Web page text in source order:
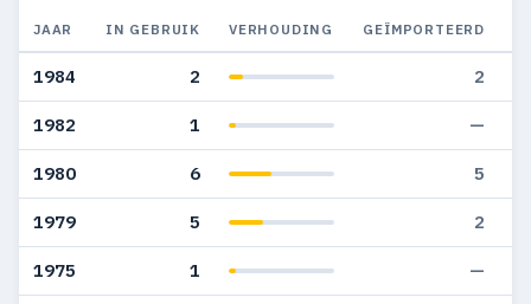
JAAR IN GEBRUIK VERHOUDING GEÏMPORTEERD
1984 2 2
1982 1 —
1980 6 5
1979 5 2
1975 1 —